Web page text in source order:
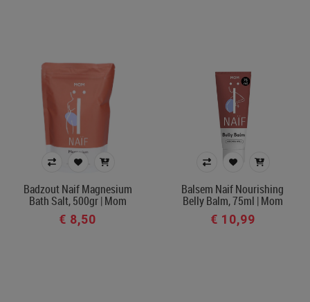
In voorraad
Badzout Naif Magnesium
Bath Salt, 500gr | Mom
€ 8,50
Balsem Naif Nourishing
Belly Balm, 75ml | Mom
€ 10,99